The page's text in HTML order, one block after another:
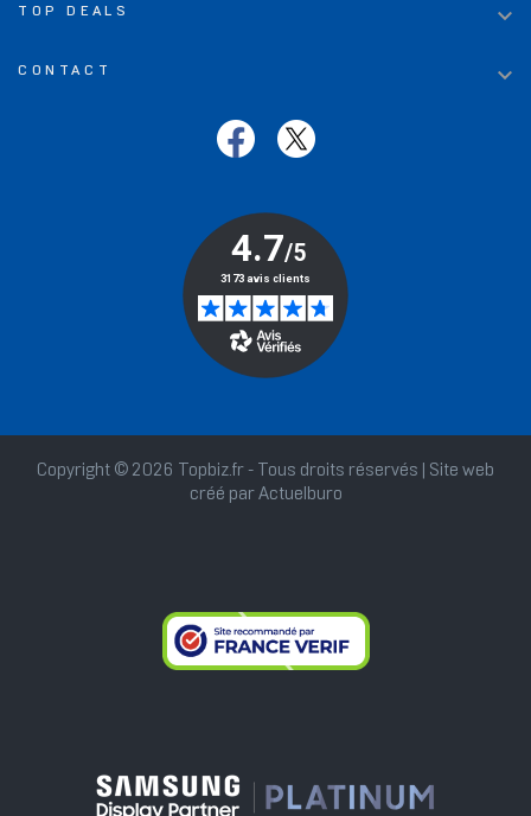
TOP DEALS 
CONTACT 
Copyright © 2026 Topbiz.fr - Tous droits réservés | Site web
créé par Actuelburo